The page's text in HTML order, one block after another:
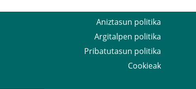
Aniztasun politika
Argitalpen politika
Pribatutasun politika
Cookieak